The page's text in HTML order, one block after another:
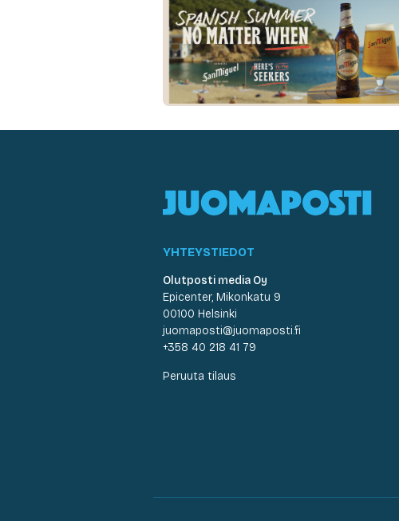
YHTEYSTIEDOT
Olutposti media Oy
Epicenter, Mikonkatu 9
00100 Helsinki
juomaposti@juomaposti.fi
+358 40 218 41 79
Peruuta tilaus